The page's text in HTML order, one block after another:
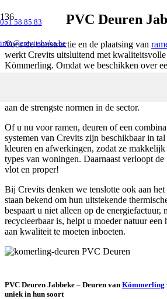
051 58 85 83
info@crevitsbvba.be
PVC Deuren
Voor de constructie en de plaatsing van
werkt Crevits uitsluitend met
Kömmerling. Omdat we beschikken over
aan de strengste normen in de sector.
Of u nu voor ramen, deuren of een
systemen van Crevits zijn beschikbaar in
kleuren en afwerkingen, zodat ze
types van woningen. Daarnaast verloopt
vlot en proper!
Bij Crevits denken we tenslotte ook aan
staan bekend om hun uitstekende
bespaart u niet alleen op de energiefactuur,
recycleerbaar is, helpt u moeder natuur een
aan kwaliteit te moeten inboeten.
PVC Deuren Jabbeke – Deuren van Kömmerling
uniek in hun soort